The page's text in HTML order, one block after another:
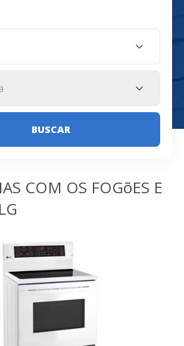
BUSCAR
COM OS FOGõES E